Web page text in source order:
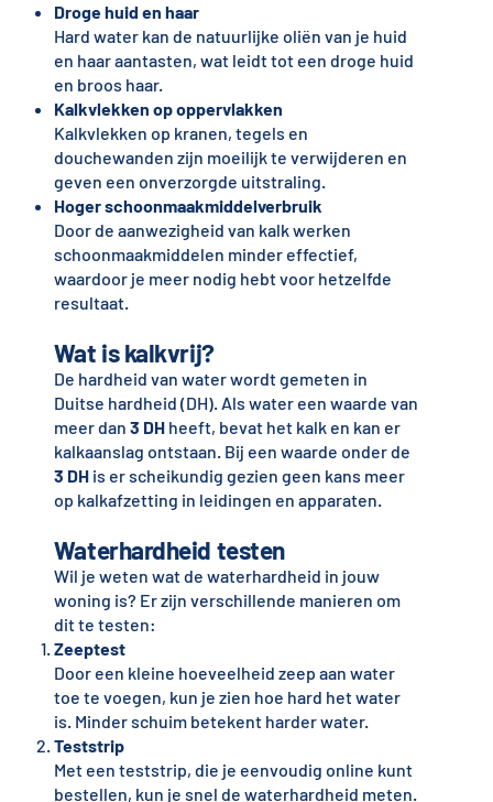
Droge huid en haar
Hard water kan de natuurlijke oliën van je huid
en haar aantasten, wat leidt tot een droge huid
en broos haar.
Kalkvlekken op oppervlakken
Kalkvlekken op kranen, tegels en
douchewanden zijn moeilijk te verwijderen en
geven een onverzorgde uitstraling.
Hoger schoonmaakmiddelverbruik
Door de aanwezigheid van kalk werken
schoonmaakmiddelen minder effectief,
waardoor je meer nodig hebt voor hetzelfde
resultaat.
Wat is kalkvrij?
De hardheid van water wordt gemeten in
Duitse hardheid (DH). Als water een waarde van
meer dan 3 DHheeft, bevat het kalk en kan er
kalkaanslag ontstaan. Bij een waarde onder de
3 DHis er scheikundig gezien geen kans meer
op kalkafzetting in leidingen en apparaten.
Waterhardheid testen
Wil je weten wat de waterhardheid in jouw
woning is? Er zijn verschillende manieren om
dit te testen:
Zeeptest
Door een kleine hoeveelheid zeep aan water
toe te voegen, kun je zien hoe hard het water
is. Minder schuim betekent harder water.
Teststrip
Met een teststrip, die je eenvoudig online kunt
bestellen, kun je snel de waterhardheid meten.